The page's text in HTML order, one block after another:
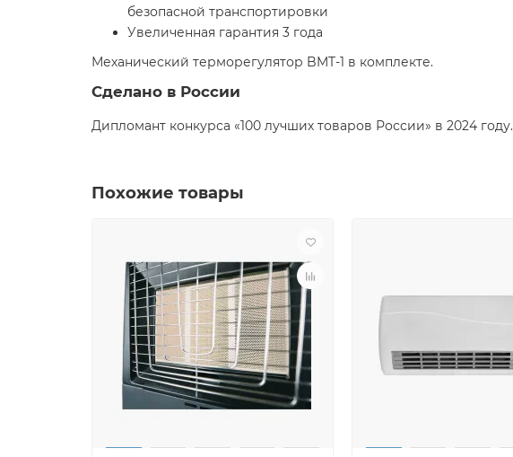
безопасной транспортировки
Увеличенная гарантия 3 года
Механический терморегулятор BMT-1 в комплекте.
Сделано в России
Дипломант конкурса «100 лучших товаров России» в 2024 году.
Похожие товары